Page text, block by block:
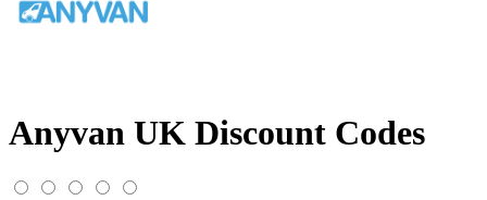
Anyvan UK Discount Codes